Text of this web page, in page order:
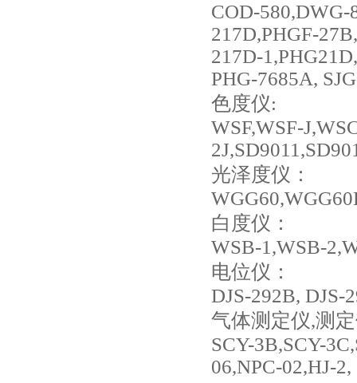
COD-580,DWG-
217D,PHGF-
217D-
PHG-7685A,
色度仪:
WSF,WSF-
光泽度仪：
白度仪：
WSB-1,WSB-
电位仪：
DJS-292B, DJS-
气体测定仪,测
SCY-3B,SCY-
06,NPC-02,HJ-